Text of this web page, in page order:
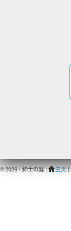
© 2026 - 紳士の庭 | 主页|